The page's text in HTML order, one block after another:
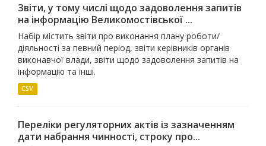
Звіти, у тому числі щодо задоволення запитів
на інформацію Великомостівської ...
Набір містить звіти про виконання плану роботи/
діяльності за певний період, звіти керівників органів
виконавчої влади, звіти щодо задоволення запитів на
інформацію та інші.
CSV
Переліки регуляторних актів із зазначенням
дати набрання чинності, строку про...